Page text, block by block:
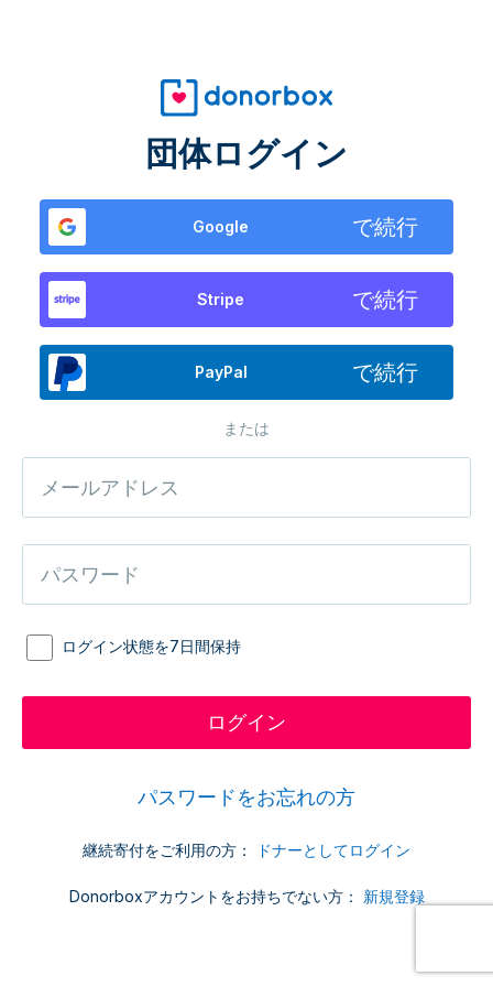
団体ログイン
Google で続行
Stripe で続行
PayPal で続行
または
ログイン状態を7日間保持
パスワードをお忘れの方
継続寄付をご利用の方： ドナーとしてログイン
Donorboxアカウントをお持ちでない方： 新規登録